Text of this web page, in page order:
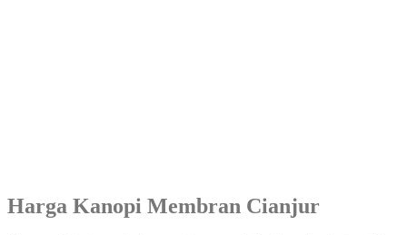
Harga Kanopi Membran Cianjur